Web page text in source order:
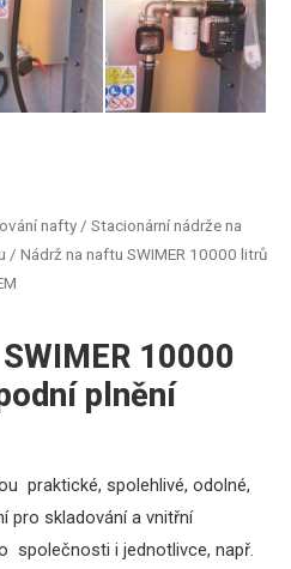
nafty / Stacionární nádrže na
/ Nádrž na naftu SWIMER 10000 litrů
10000
plnění
praktické, spolehlivé, odolné,
pro skladování a vnitřní
společnosti i jednotlivce, např.